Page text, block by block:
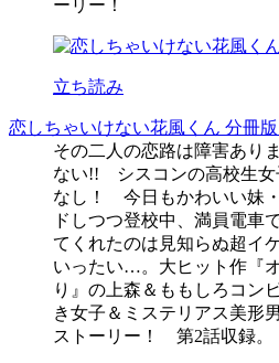
ーリー！
立ち読み
恋しちゃいけない花風くん 分冊版
その二人の恋路は障害あ
ない!! シスコンの高校生女
なし！ 今日もかわいい妹
ドしつつ登校中、満員電
てくれたのは見知らぬ超イ
いったい…。大ヒット作『
り』の上森＆ももしろコン
き女子＆ミステリアス美形
ストーリー！ 第2話収録。